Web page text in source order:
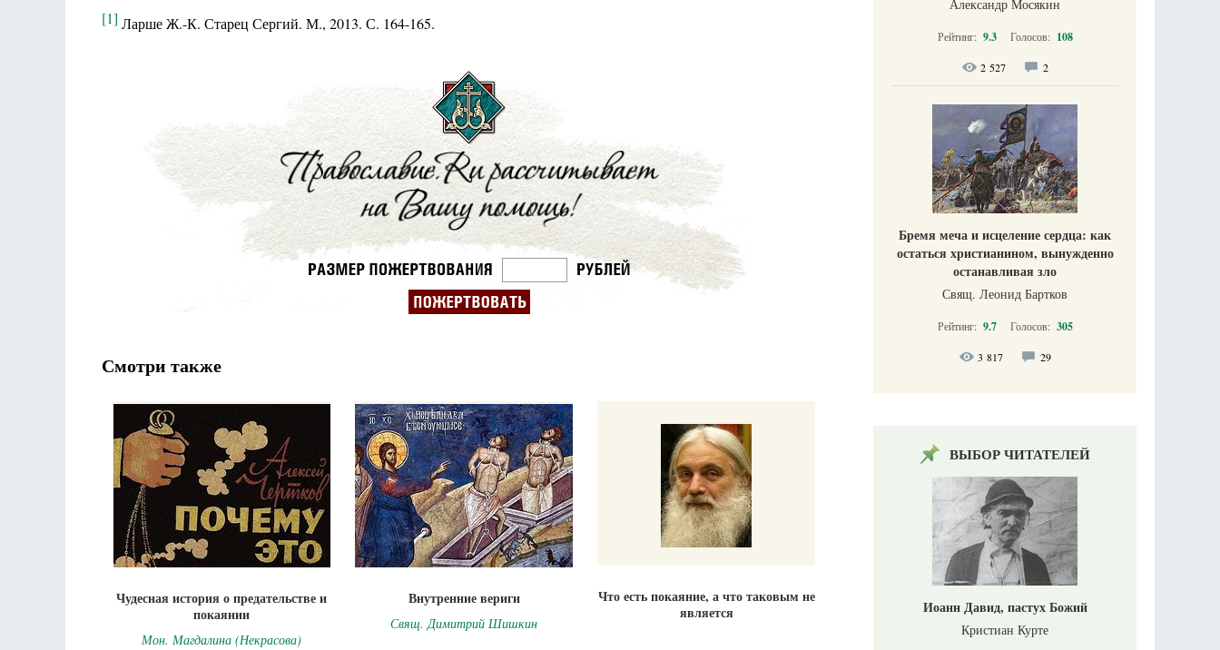
[1] Ларше Ж.-К. Старец Сергий. М., 2013. С. 164-165.
Смотри также
Чудесная история о предательстве и
покаянии
Мон. Магдалина (Некрасова)
Внутренние вериги
Свящ. Димитрий Шишкин
Что есть покаяние, а что таковым не
является
Александр Мосякин
Рейтинг: 9.3 Голосов: 108
2 527 2
Бремя меча и исцеление сердца: как
остаться христианином, вынужденно
останавливая зло
Свящ. Леонид Бартков
Рейтинг: 9.7 Голосов: 305
3 817 29
ВЫБОР ЧИТАТЕЛЕЙ
Иоанн Давид, пастух Божий
Кристиан Курте